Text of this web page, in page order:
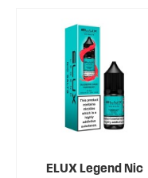
ELUX Legend Nic